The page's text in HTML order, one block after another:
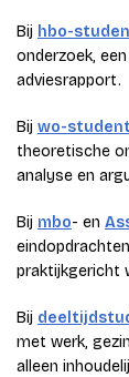
Bij hbo-
onderzoek,
adviesrapport.
Bij wo-
theoretische
analyse en
Bij mbo- en
praktijkgericht
Bij
met werk,
alleen